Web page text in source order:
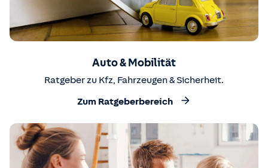
Auto & Mobilität
Ratgeber zu Kfz, Fahrzeugen & Sicherheit.
Zum Ratgeberbereich